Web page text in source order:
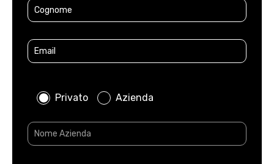
Privato Azienda